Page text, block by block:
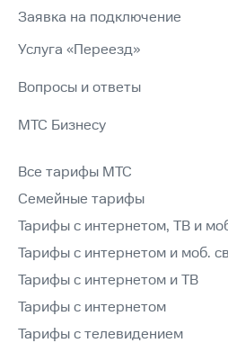
Заявка на подключение
Услуга «Переезд»
Вопросы и ответы
МТС Бизнесу
Все тарифы МТС
Семейные тарифы
Тарифы с интернетом, ТВ и
Тарифы с интернетом и моб.
Тарифы с интернетом и ТВ
Тарифы с интернетом
Тарифы с телевидением